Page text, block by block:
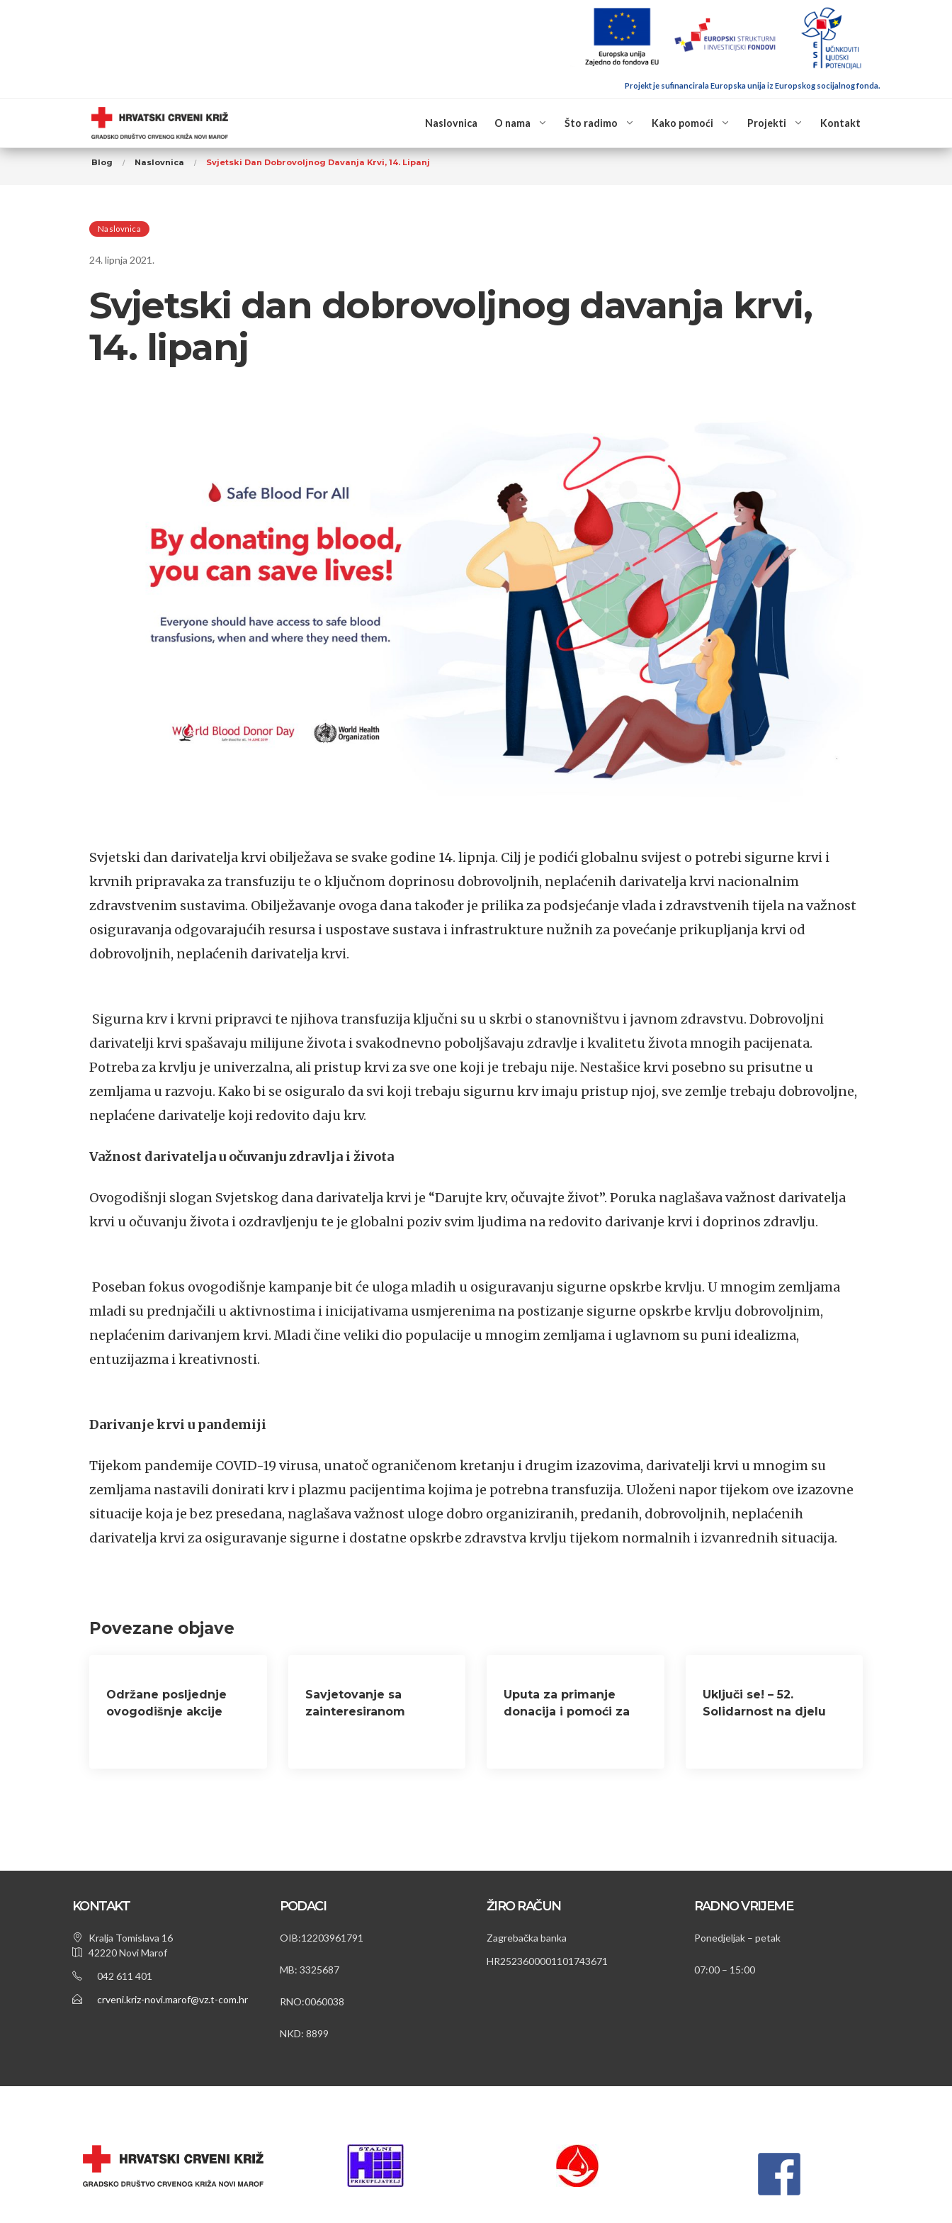
Projekt je sufinancirala Europska unija iz Europskog socijalnog fonda.
Naslovnica O nama Što radimo Kako pomoći Projekti Kontakt
Blog Naslovnica Svjetski Dan Dobrovoljnog Davanja Krvi, 14. Lipanj
Naslovnica
24. lipnja 2021.
Svjetski dan dobrovoljnog davanja krvi,
14. lipanj
Svjetski dan darivatelja krvi obilježava se svake godine 14. lipnja. Cilj je podići globalnu svijest o potrebi sigurne krvi i
krvnih pripravaka za transfuziju te o ključnom doprinosu dobrovoljnih, neplaćenih darivatelja krvi nacionalnim
zdravstvenim sustavima. Obilježavanje ovoga dana također je prilika za podsjećanje vlada i zdravstvenih tijela na važnost
osiguravanja odgovarajućih resursa i uspostave sustava i infrastrukture nužnih za povećanje prikupljanja krvi od
dobrovoljnih, neplaćenih darivatelja krvi.
Sigurna krv i krvni pripravci te njihova transfuzija ključni su u skrbi o stanovništvu i javnom zdravstvu. Dobrovoljni
darivatelji krvi spašavaju milijune života i svakodnevno poboljšavaju zdravlje i kvalitetu života mnogih pacijenata.
Potreba za krvlju je univerzalna, ali pristup krvi za sve one koji je trebaju nije. Nestašice krvi posebno su prisutne u
zemljama u razvoju. Kako bi se osiguralo da svi koji trebaju sigurnu krv imaju pristup njoj, sve zemlje trebaju dobrovoljne,
neplaćene darivatelje koji redovito daju krv.
Važnost darivatelja u očuvanju zdravlja i života
Ovogodišnji slogan Svjetskog dana darivatelja krvi je “Darujte krv, očuvajte život”. Poruka naglašava važnost darivatelja
krvi u očuvanju života i ozdravljenju te je globalni poziv svim ljudima na redovito darivanje krvi i doprinos zdravlju.
Poseban fokus ovogodišnje kampanje bit će uloga mladih u osiguravanju sigurne opskrbe krvlju. U mnogim zemljama
mladi su prednjačili u aktivnostima i inicijativama usmjerenima na postizanje sigurne opskrbe krvlju dobrovoljnim,
neplaćenim darivanjem krvi. Mladi čine veliki dio populacije u mnogim zemljama i uglavnom su puni idealizma,
entuzijazma i kreativnosti.
Darivanje krvi u pandemiji
Tijekom pandemije COVID-19 virusa, unatoč ograničenom kretanju i drugim izazovima, darivatelji krvi u mnogim su
zemljama nastavili donirati krv i plazmu pacijentima kojima je potrebna transfuzija. Uloženi napor tijekom ove izazovne
situacije koja je bez presedana, naglašava važnost uloge dobro organiziranih, predanih, dobrovoljnih, neplaćenih
darivatelja krvi za osiguravanje sigurne i dostatne opskrbe zdravstva krvlju tijekom normalnih i izvanrednih situacija.
Povezane objave
Održane posljednje
ovogodišnje akcije
Savjetovanje sa
zainteresiranom
Uputa za primanje
donacija i pomoći za
Uključi se! – 52.
Solidarnost na djelu
KONTAKT
Kralja Tomislava 16
42220 Novi Marof
042 611 401
crveni.kriz-novi.marof@vz.t-com.hr
PODACI
OIB:12203961791
MB: 3325687
RNO:0060038
NKD: 8899
ŽIRO RAČUN
Zagrebačka banka
HR2523600001101743671
RADNO VRIJEME
Ponedjeljak – petak
07:00 – 15:00